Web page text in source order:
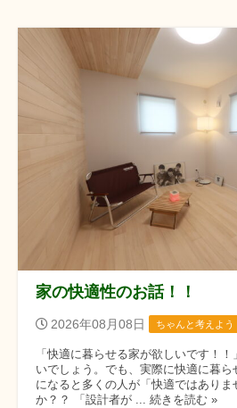
家の快適性のお話！！
2026年08月08日 ちゃんと考えよう
「快適に暮らせる家が欲しいです！
いでしょう。でも、実際に快適に暮
になると多くの人が「快適ではあり
か？？ 「設計者が ... 続きを読む »